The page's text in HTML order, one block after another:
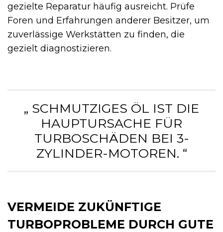
gezielte Reparatur häufig ausreicht. Prüfe
Foren und Erfahrungen anderer Besitzer, um
zuverlässige Werkstätten zu finden, die
gezielt diagnostizieren.
„ SCHMUTZIGES ÖL IST DIE
HAUPTURSACHE FÜR
TURBOSCHÄDEN BEI 3-
ZYLINDER-MOTOREN. “
VERMEIDE ZUKÜNFTIGE
TURBOPROBLEME DURCH GUTE